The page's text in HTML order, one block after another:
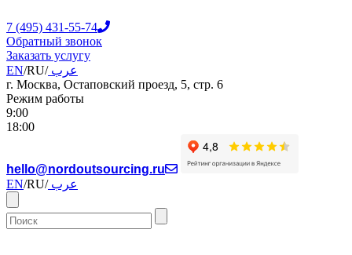
7 (495) 431-55-74
Обратный звонок
Заказать услугу
EN/RU/ عرب
г. Москва, Остаповский проезд, 5, стр. 6
Режим работы
9:00
18:00
hello@nordoutsourcing.ru
EN/RU/ عرب